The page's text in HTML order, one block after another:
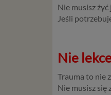
Nie musisz
Jeśli
Nie
Trauma to nie
Nie musisz się